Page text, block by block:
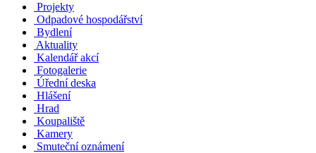
Projekty
Odpadové hospodářství
Bydlení
Aktuality
Kalendář akcí
Fotogalerie
Úřední deska
Hlášení
Hrad
Koupaliště
Kamery
Smuteční oznámení